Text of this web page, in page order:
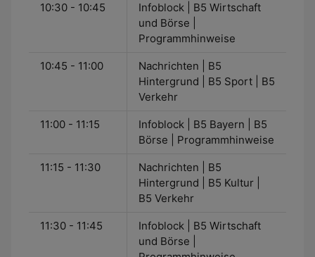
10:30 - 10:45
Infoblock | B5 Wirtschaft
und Börse |
Programmhinweise
10:45 - 11:00
Nachrichten | B5
Hintergrund | B5 Sport | B5
Verkehr
11:00 - 11:15
Infoblock | B5 Bayern | B5
Börse | Programmhinweise
11:15 - 11:30
Nachrichten | B5
Hintergrund | B5 Kultur |
B5 Verkehr
11:30 - 11:45
Infoblock | B5 Wirtschaft
und Börse |